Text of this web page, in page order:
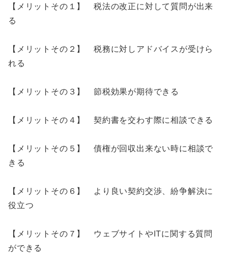
【メリットその１】 税法の改正に対して質問が出来
る
【メリットその２】 税務に対しアドバイスが受けら
れる
【メリットその３】 節税効果が期待できる
【メリットその４】 契約書を交わす際に相談できる
【メリットその５】 債権が回収出来ない時に相談で
きる
【メリットその６】 より良い契約交渉、紛争解決に
役立つ
【メリットその７】 ウェブサイトやITに関する質問
ができる